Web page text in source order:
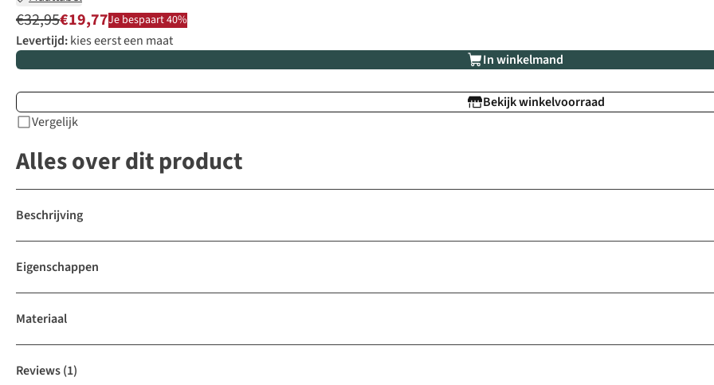
€32,95€19,77Je bespaart 40%
Levertijd:kies eerst een maat
In winkelmand
Bekijk winkelvoorraad
Vergelijk
Alles over dit product
Beschrijving
Eigenschappen
Materiaal
Reviews(1)